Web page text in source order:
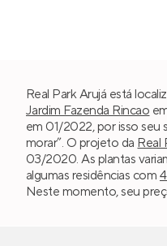
Real Park Arujá está
Jardim Fazenda Rincao
em 01/2022, por isso seu
morar”. O projeto da Real
03/2020. As plantas
algumas residências com
Neste momento, seu